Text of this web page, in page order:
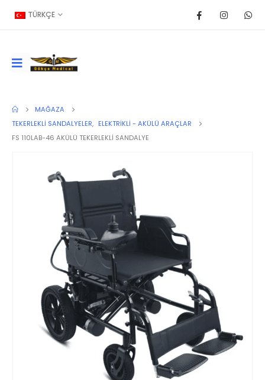
TÜRKÇE
MAĞAZA
TEKERLEKLI SANDALYELER, ELEKTRIKLI - AKÜLÜ ARAÇLAR
FS 110LAB-46 AKÜLÜ TEKERLEKLİ SANDALYE